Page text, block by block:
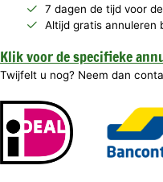
7 dagen de tijd voor
Altijd gratis annuleren
Klik voor de specifieke
Twijfelt u nog? Neem dan